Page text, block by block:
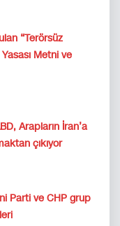
“Terörsüz
Metni ve
Arapların İran’a
çıkıyor
Parti ve CHP grup